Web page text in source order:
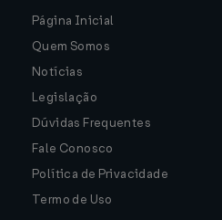
Página Inicial
Quem Somos
Notícias
Legislação
Dúvidas Frequentes
Fale Conosco
Política de Privacidade
Termo de Uso